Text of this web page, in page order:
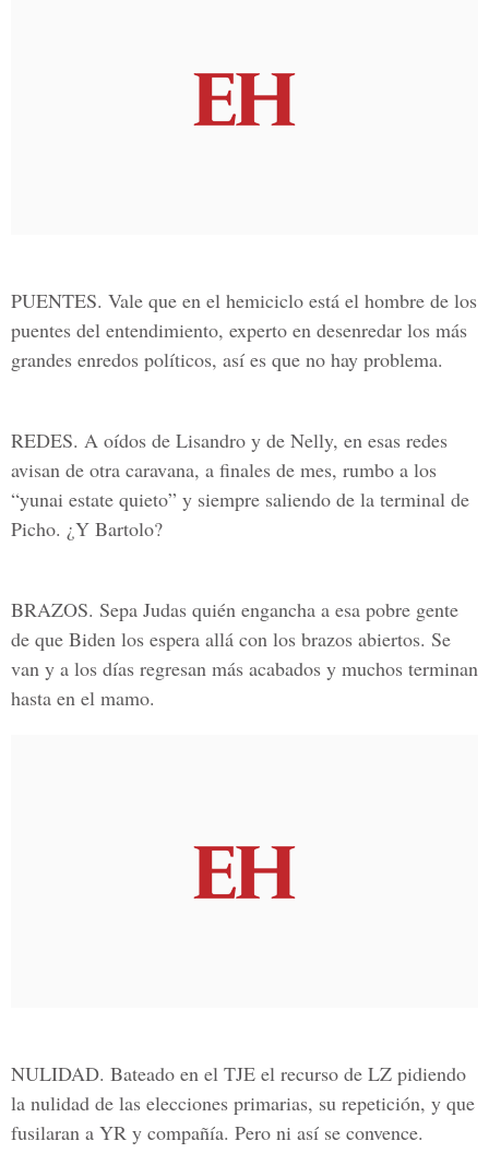
PUENTES. Vale que en el hemiciclo está el hombre de los
puentes del entendimiento, experto en desenredar los más
grandes enredos políticos, así es que no hay problema.
REDES. A oídos de Lisandro y de Nelly, en esas redes
avisan de otra caravana, a finales de mes, rumbo a los
“yunai estate quieto” y siempre saliendo de la terminal de
Picho. ¿Y Bartolo?
BRAZOS. Sepa Judas quién engancha a esa pobre gente
de que Biden los espera allá con los brazos abiertos. Se
van y a los días regresan más acabados y muchos terminan
hasta en el mamo.
NULIDAD. Bateado en el TJE el recurso de LZ pidiendo
la nulidad de las elecciones primarias, su repetición, y que
fusilaran a YR y compañía. Pero ni así se convence.